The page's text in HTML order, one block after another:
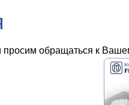
просим обращаться к